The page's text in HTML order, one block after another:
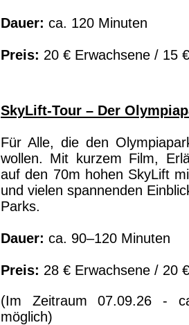
Dauer: ca. 120 Minuten
Preis: 20 € Erwachsene / 15
SkyLift-Tour – Der
Für Alle, die den
wollen. Mit kurzem Film,
auf den 70m hohen SkyLift
und vielen spannenden
Parks.
Dauer: ca. 90–120 Minuten
Preis: 28 € Erwachsene / 20
(Im Zeitraum 07.09.26 -
möglich)